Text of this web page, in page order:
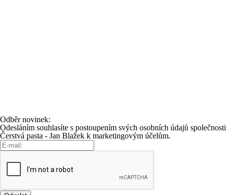
Odběr novinek:
Odesláním souhlasíte s postoupením svých osobních údajů společnosti
Čerstvá pasta - Jan Blažek k marketingovým účelům.